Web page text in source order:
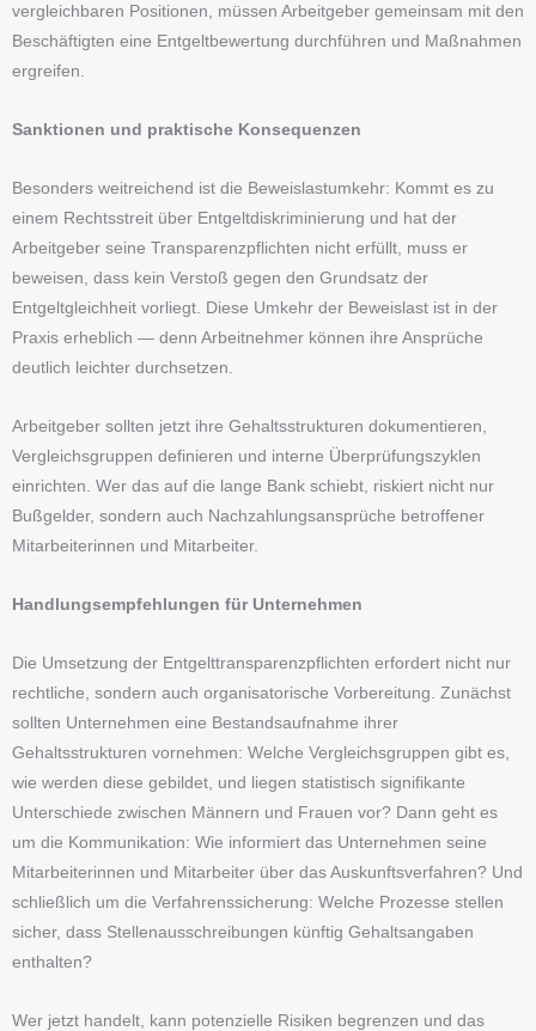
vergleichbaren Positionen, müssen Arbeitgeber gemeinsam mit den
Beschäftigten eine Entgeltbewertung durchführen und Maßnahmen
ergreifen.
Sanktionen und praktische Konsequenzen
Besonders weitreichend ist die Beweislastumkehr: Kommt es zu
einem Rechtsstreit über Entgeltdiskriminierung und hat der
Arbeitgeber seine Transparenzpflichten nicht erfüllt, muss er
beweisen, dass kein Verstoß gegen den Grundsatz der
Entgeltgleichheit vorliegt. Diese Umkehr der Beweislast ist in der
Praxis erheblich — denn Arbeitnehmer können ihre Ansprüche
deutlich leichter durchsetzen.
Arbeitgeber sollten jetzt ihre Gehaltsstrukturen dokumentieren,
Vergleichsgruppen definieren und interne Überprüfungszyklen
einrichten. Wer das auf die lange Bank schiebt, riskiert nicht nur
Bußgelder, sondern auch Nachzahlungsansprüche betroffener
Mitarbeiterinnen und Mitarbeiter.
Handlungsempfehlungen für Unternehmen
Die Umsetzung der Entgelttransparenzpflichten erfordert nicht nur
rechtliche, sondern auch organisatorische Vorbereitung. Zunächst
sollten Unternehmen eine Bestandsaufnahme ihrer
Gehaltsstrukturen vornehmen: Welche Vergleichsgruppen gibt es,
wie werden diese gebildet, und liegen statistisch signifikante
Unterschiede zwischen Männern und Frauen vor? Dann geht es
um die Kommunikation: Wie informiert das Unternehmen seine
Mitarbeiterinnen und Mitarbeiter über das Auskunftsverfahren? Und
schließlich um die Verfahrenssicherung: Welche Prozesse stellen
sicher, dass Stellenausschreibungen künftig Gehaltsangaben
enthalten?
Wer jetzt handelt, kann potenzielle Risiken begrenzen und das